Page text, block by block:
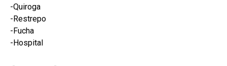
-Quiroga
-Restrepo
-Fucha
-Hospital